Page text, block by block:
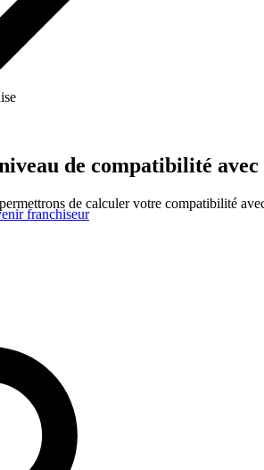
franchiseur
de compatibilité
de calculer votre compatibilité